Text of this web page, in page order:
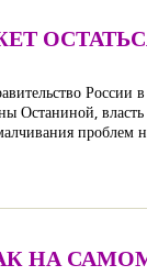
России
Останиной,
проблем
НА